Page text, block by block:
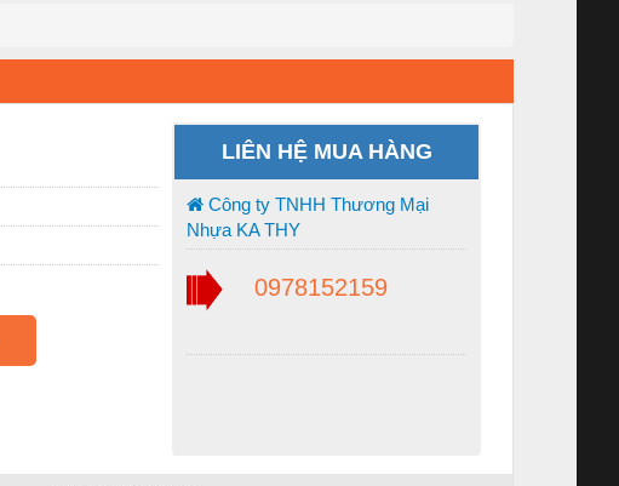
LIÊN HỆ MUA HÀNG
Công ty TNHH Thương Mại
Nhựa KA THY
0978152159